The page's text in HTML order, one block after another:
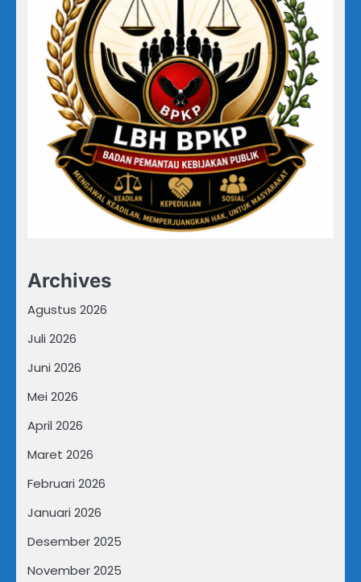
Archives
Agustus 2026
Juli 2026
Juni 2026
Mei 2026
April 2026
Maret 2026
Februari 2026
Januari 2026
Desember 2025
November 2025